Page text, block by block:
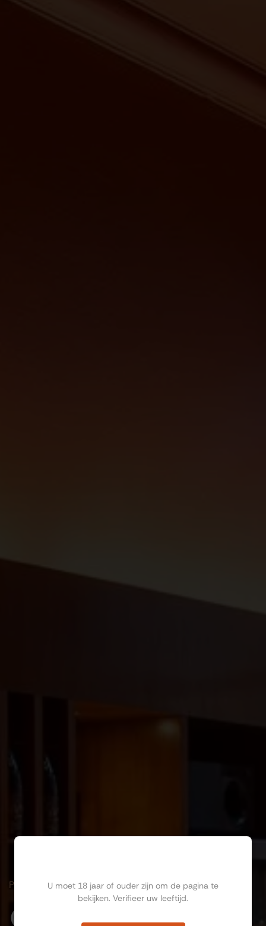
PROEFLOKAALU moet 18 jaar of ouder zijn om de pagina te
bekijken. Verifieer uw leeftijd.